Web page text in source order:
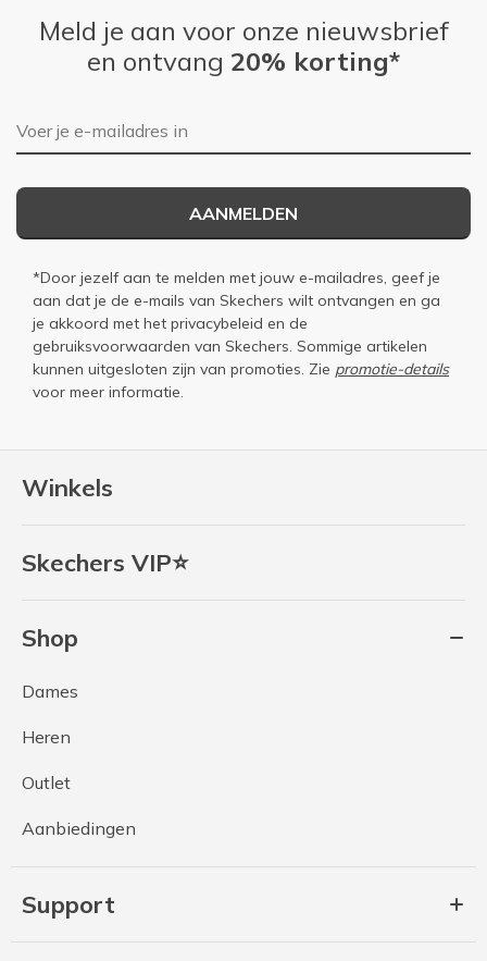
Winkels
Skechers VIP⭐
Shop
Dames
Heren
Outlet
Aanbiedingen
Support
Meld je aan voor onze nieuwsbrief
en ontvang 20% korting*
E-mailadres
AANMELDEN
*Door jezelf aan te melden met jouw e-mailadres, geef je
aan dat je de e-mails van Skechers wilt ontvangen en ga
je akkoord met het privacybeleid en de
gebruiksvoorwaarden van Skechers. Sommige artikelen
kunnen uitgesloten zijn van promoties. Zie promotie-details
voor meer informatie.